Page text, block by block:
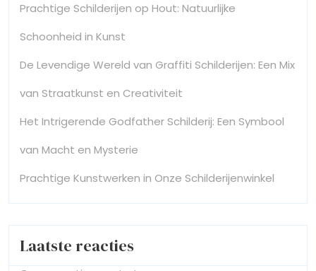
Prachtige Schilderijen op Hout: Natuurlijke
Schoonheid in Kunst
De Levendige Wereld van Graffiti Schilderijen: Een Mix
van Straatkunst en Creativiteit
Het Intrigerende Godfather Schilderij: Een Symbool
van Macht en Mysterie
Prachtige Kunstwerken in Onze Schilderijenwinkel
Laatste reacties